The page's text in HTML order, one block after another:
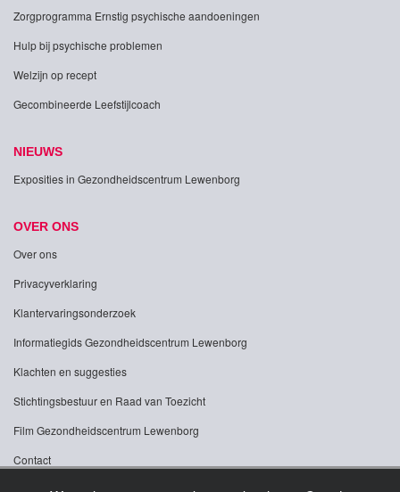
Zorgprogramma Ernstig psychische aandoeningen
Hulp bij psychische problemen
Welzijn op recept
Gecombineerde Leefstijlcoach
NIEUWS
Exposities in Gezondheidscentrum Lewenborg
OVER ONS
Over ons
Privacyverklaring
Klantervaringsonderzoek
Informatiegids Gezondheidscentrum Lewenborg
Klachten en suggesties
Stichtingsbestuur en Raad van Toezicht
Film Gezondheidscentrum Lewenborg
Contact